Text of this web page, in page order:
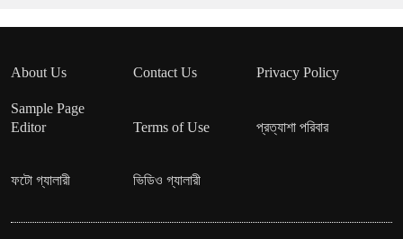
About Us Contact Us Privacy Policy
Sample Page
Editor
Terms of Use প্রত্যাশা পরিবার
ফটো গ্যালারী ভিডিও গ্যালারী